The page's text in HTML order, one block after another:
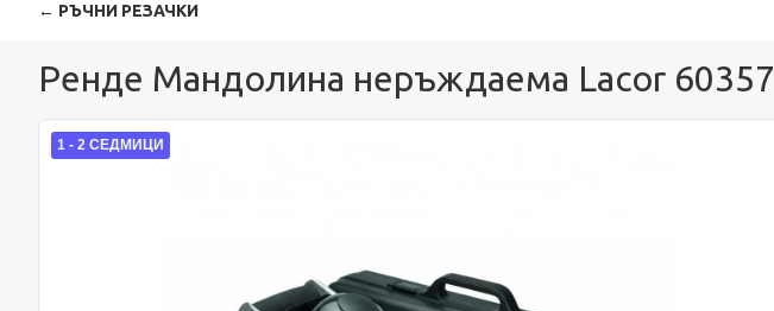
← РЪЧНИ РЕЗАЧКИ
Ренде Мандолина неръждаема Lacor 60357
1 - 2 СЕДМИЦИ